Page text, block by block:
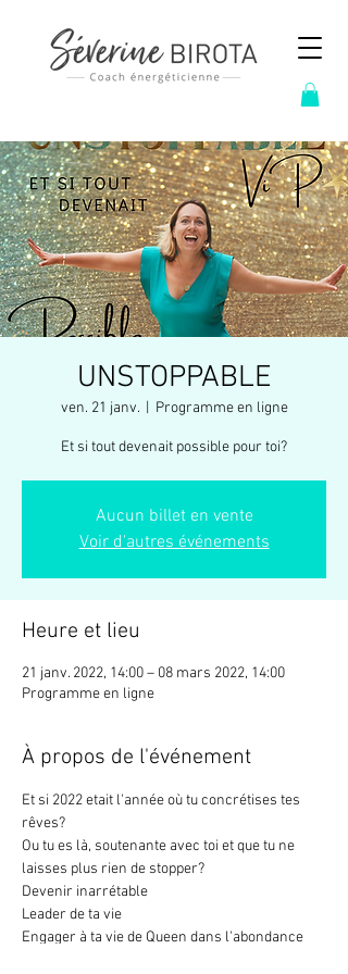
UNSTOPPABLE
ven. 21 janv.
  |
Programme en ligne
Et si tout devenait possible pour toi?
Aucun billet en vente
Voir d'autres événements
Heure et lieu
21 janv. 2022, 14:00 – 08 mars 2022, 14:00
Programme en ligne
À propos de l'événement
Et si 2022 etait l'année où tu concrétises tes
rêves?
Ou tu es là, soutenante avec toi et que tu ne
laisses plus rien de stopper?
Devenir inarrétable
Leader de ta vie
Engager à ta vie de Queen dans l'abondance